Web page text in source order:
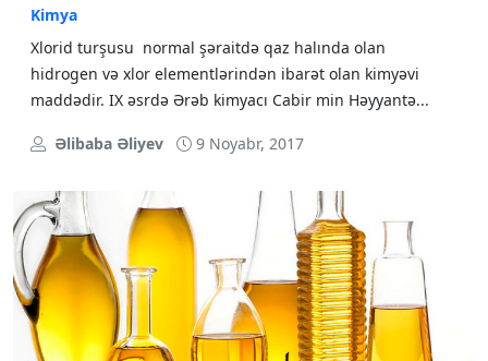
Kimya
Xlorid turşusu normal şəraitdə qaz halında olan
hidrogen və xlor elementlərindən ibarət olan kimyəvi
maddədir. IX əsrdə Ərəb kimyacı Cabir min Həyyantə...
Əlibaba Əliyev 9 Noyabr, 2017